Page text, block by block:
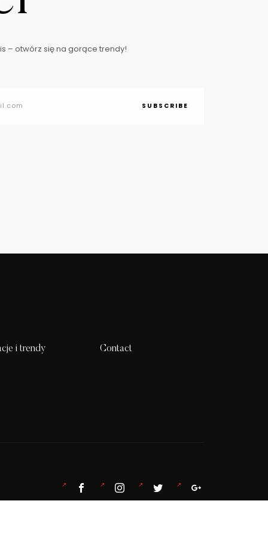
– otwórz się na gorące trendy!
SUBSCRIBE
i trendy Contact